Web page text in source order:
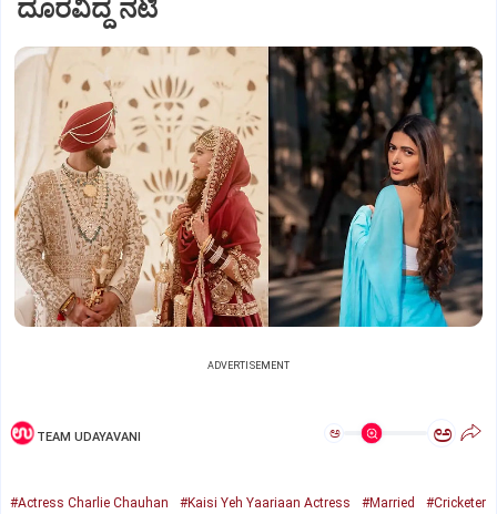
ದೂರವಿದ್ದ ನಟಿ
ADVERTISEMENT
TEAM UDAYAVANI ಅ ಅ
#Actress Charlie Chauhan #Kaisi Yeh Yaariaan Actress #Married
#Cricketer